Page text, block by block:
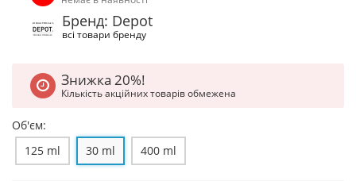
Бренд: Depot
всі товари бренду
Знижка 20%!
Кількість акційних товарів обмежена
Об'єм:
125 ml
30 ml 400 ml